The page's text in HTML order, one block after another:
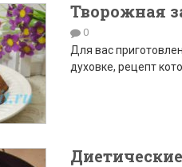
Творожная
0
Для вас
духовке, рецепт